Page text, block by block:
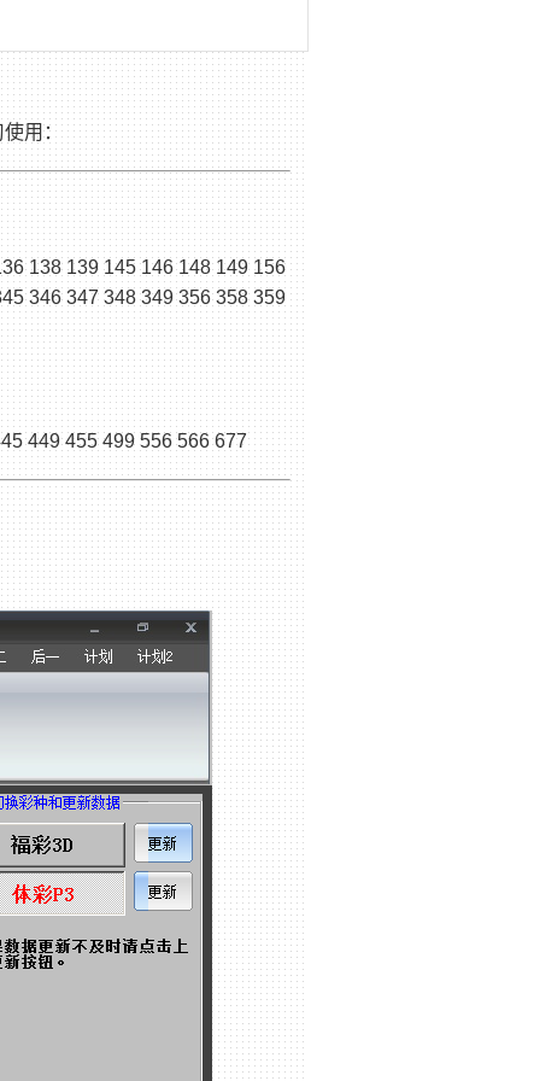
使用：
138 139 145 146 148 149 156
346 347 348 349 356 358 359
449 455 499 556 566 677